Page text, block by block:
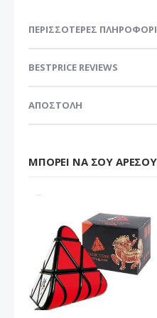
ΠΕΡΙΣΣΌΤΕΡΕΣ
BESTPRICE REVIEWS
ΑΠΟΣΤΟΛΗ
ΜΠΟΡΕΊ ΝΑ ΣΟΥ